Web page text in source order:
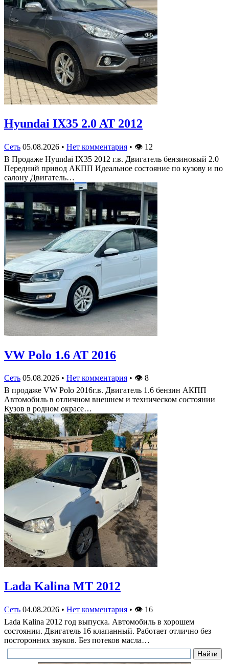
Hyundai IX35 2.0 AT 2012
Сеть 05.08.2026 • Нет комментария • 👁 12
В Продаже Hyundai IX35 2012 г.в. Двигатель бензиновый 2.0
Передний привод АКПП Идеальное состояние по кузову и по
салону Двигатель…
VW Polo 1.6 AT 2016
Сеть 05.08.2026 • Нет комментария • 👁 8
В продаже VW Polo 2016г.в. Двигатель 1.6 бензин АКПП
Автомобиль в отличном внешнем и техническом состоянии
Кузов в родном окрасе…
Lada Kalina МТ 2012
Сеть 04.08.2026 • Нет комментария • 👁 16
Lada Kalina 2012 год выпуска. Автомобиль в хорошем
состоянии. Двигатель 16 клапанный. Работает отлично без
посторонних звуков. Без потеков масла…